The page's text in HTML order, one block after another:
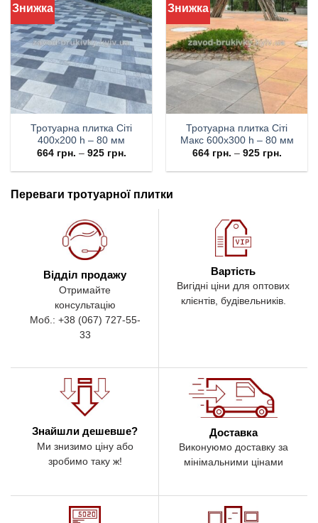
Знижка
Тротуарна плитка Cіті
400х200 h – 80 мм
664 грн. – 925 грн.
Знижка
Тротуарна плитка Cіті
Макс 600х300 h – 80 мм
664 грн. – 925 грн.
Переваги тротуарної плитки
Відділ продажу
Отримайте
консультацію
Моб.: +38 (067) 727-55-
33
Вартість
Вигідні ціни для оптових
клієнтів, будівельників.
Знайшли дешевше?
Ми знизимо ціну або
зробимо таку ж!
Доставка
Виконуюмо доставку за
мінімальними цінами